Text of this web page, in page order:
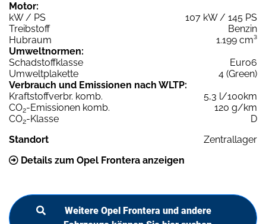
Motor:
kW / PS
107 kW / 145 PS
Treibstoff
Benzin
Hubraum
1.199 cm³
Umweltnormen:
Schadstoffklasse
Euro6
Umweltplakette
4 (Green)
Verbrauch und Emissionen nach WLTP:
Kraftstoffverbr. komb.
5,3 l/100km
CO2-Emissionen komb.
120 g/km
CO2-Klasse
D
Standort
Zentrallager
Details zum Opel Frontera anzeigen
Weitere Opel Frontera und andere